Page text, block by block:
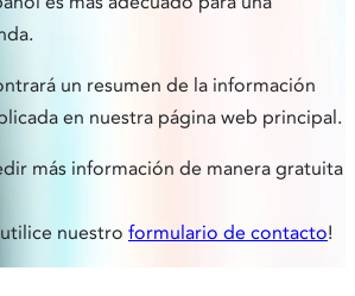
un resumen de la información
en nuestra página web principal.
más información de manera gratuita
nuestro formulario de contacto!